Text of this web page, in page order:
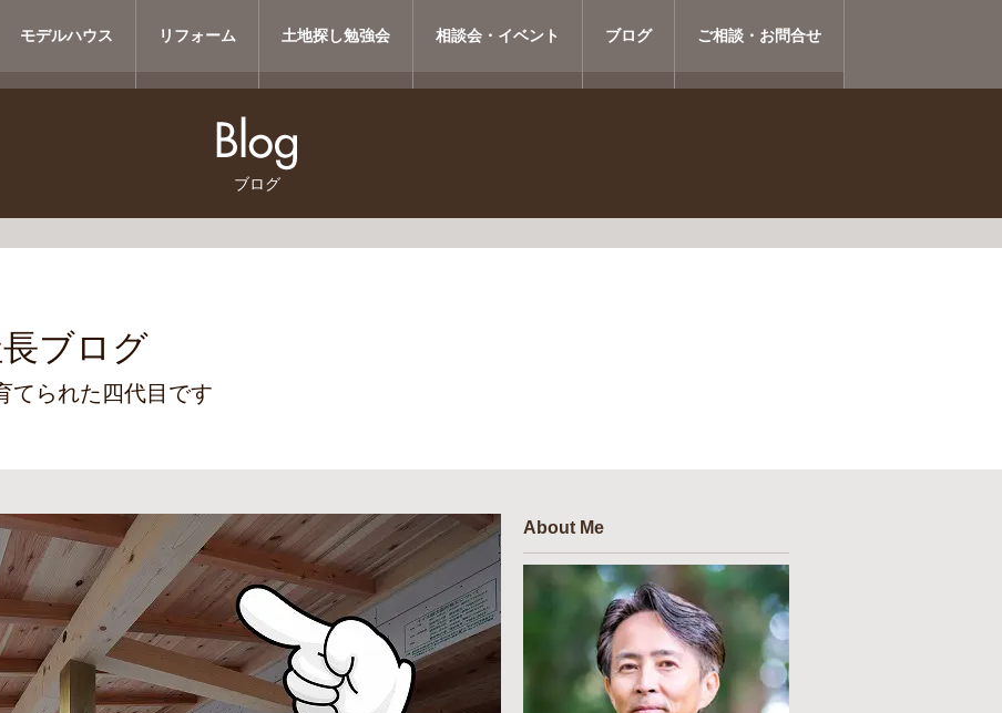
モデルハウス リフォーム 土地探し勉強会 相談会・イベント ブログ ご相談・お問合せ
ブログ
ブログ
てられた四代目です
About Me